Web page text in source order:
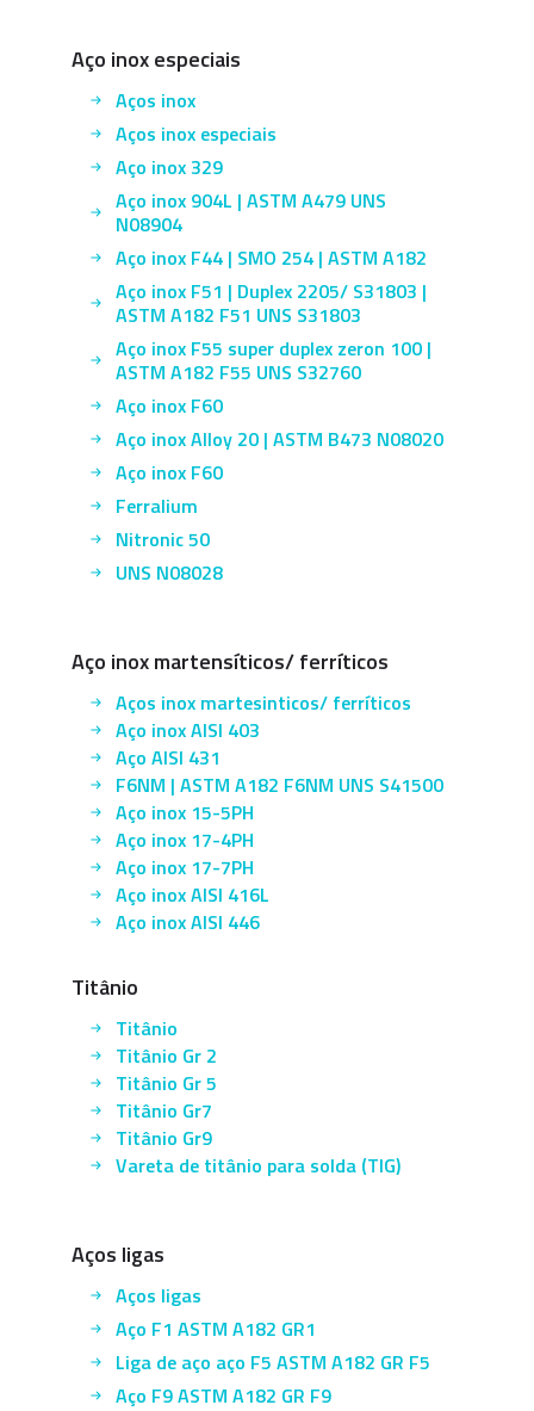
Aço inox especiais
Aços inox
Aços inox especiais
Aço inox 329
Aço inox 904L | ASTM A479 UNS
N08904
Aço inox F44 | SMO 254 | ASTM A182
Aço inox F51 | Duplex 2205/ S31803 |
ASTM A182 F51 UNS S31803
Aço inox F55 super duplex zeron 100 |
ASTM A182 F55 UNS S32760
Aço inox F60
Aço inox Alloy 20 | ASTM B473 N08020
Aço inox F60
Ferralium
Nitronic 50
UNS N08028
Aço inox martensíticos/ ferríticos
Aços inox martesinticos/ ferríticos
Aço inox AISI 403
Aço AISI 431
F6NM | ASTM A182 F6NM UNS S41500
Aço inox 15-5PH
Aço inox 17-4PH
Aço inox 17-7PH
Aço inox AISI 416L
Aço inox AISI 446
Titânio
Titânio
Titânio Gr 2
Titânio Gr 5
Titânio Gr7
Titânio Gr9
Vareta de titânio para solda (TIG)
Aços ligas
Aços ligas
Aço F1 ASTM A182 GR1
Liga de aço aço F5 ASTM A182 GR F5
Aço F9 ASTM A182 GR F9